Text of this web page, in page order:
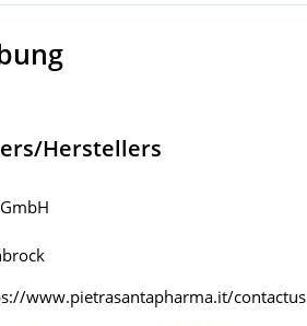
Herstellers
www.pietrasantapharma.it/contactus